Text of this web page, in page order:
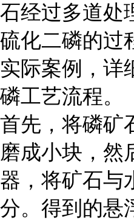
石经过多道处
硫化二磷的过
实际案例，详
磷工艺流程。
首先，将磷矿
磨成小块，然
器，将矿石与
分。得到的悬